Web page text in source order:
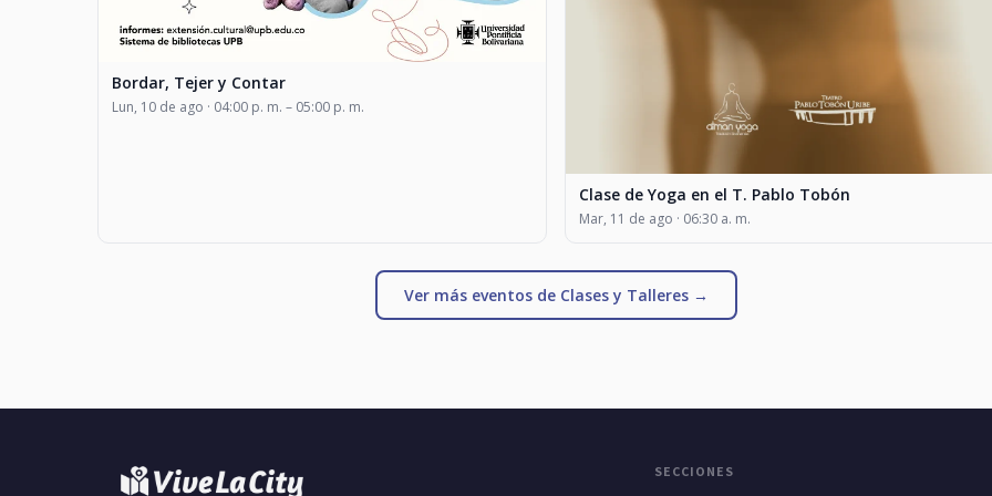
Bordar, Tejer y Contar
Lun, 10 de ago · 04:00 p. m. – 05:00 p. m.
Clase de Yoga en el T. Pablo Tobón
Mar, 11 de ago · 06:30 a. m.
Ver más eventos de Clases y Talleres →
SECCIONES